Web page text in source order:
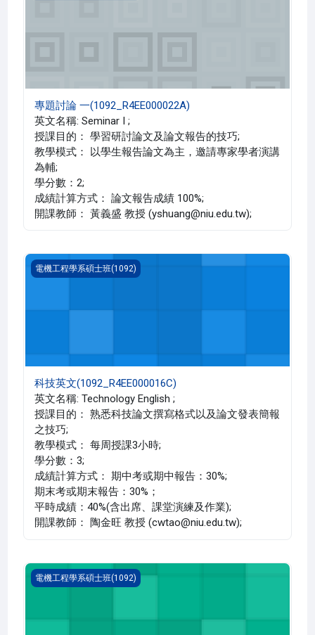
專題討論 一(1092_R4EE000022A)
英文名稱: Seminar I ;
授課目的： 學習研討論文及論文報告的技巧;
教學模式： 以學生報告論文為主，邀請專家學者演講
為輔;
學分數：2;
成績計算方式： 論文報告成績 100%;
開課教師： 黃義盛 教授 (yshuang@niu.edu.tw);
科技英文(1092_R4EE000016C)
電機工程學系碩士班(1092)
科技英文(1092_R4EE000016C)
英文名稱: Technology English ;
授課目的： 熟悉科技論文撰寫格式以及論文發表簡報
之技巧;
教學模式： 每周授課3小時;
學分數：3;
成績計算方式： 期中考或期中報告：30%;
期末考或期末報告：30%；
平時成績：40%(含出席、課堂演練及作業);
開課教師： 陶金旺 教授 (cwtao@niu.edu.tw);
光通訊原理(1092_R4EE000012A)
電機工程學系碩士班(1092)